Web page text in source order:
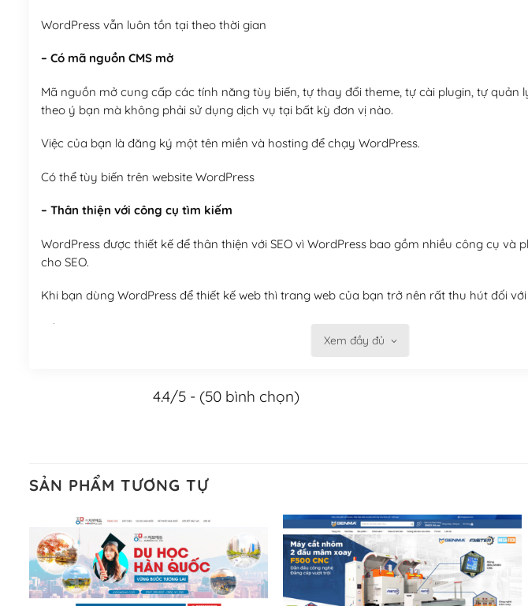
WordPress vẫn luôn tồn tại theo thời gian
– Có mã nguồn CMS mở
Mã nguồn mở cung cấp các tính năng tùy biến, tự thay đổi theme, tự cài plugin, tự quản
theo ý bạn mà không phải sử dụng dịch vụ tại bất kỳ đơn vị nào.
Việc của bạn là đăng ký một tên miền và hosting để chạy WordPress.
Có thể tùy biến trên website WordPress
– Thân thiện với công cụ tìm kiếm
WordPress được thiết kế để thân thiện với SEO vì WordPress bao gồm nhiều công cụ và
cho SEO.
Khi bạn dùng WordPress để thiết kế web thì trang web của bạn trở nên rất thu hút đối
Tối ưu hóa công cụ tìm kiếm
Khi bạn sử dụng WordPress, thì vấn đề giao diện của bạn trở nên dễ dàng và nhanh
– Sở hữu một cộng đồng lớn, sẵn sàng hỗ trợ
WordPress là nơi lưu trữ cho một diễn đàn cộng đồng khổng lồ được kiểm duyệt bởi các
cuồng tín WordPress.
Xem đầy đủ
4.4/5 - (50 bình chọn)
SẢN PHẨM TƯƠNG TỰ